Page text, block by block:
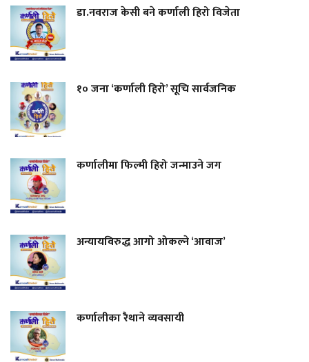
डा.नवराज केसी बने कर्णाली हिरो विजेता
१० जना ‘कर्णाली हिरो’ सूचि सार्वजनिक
कर्णालीमा फिल्मी हिरो जन्माउने जग
अन्यायविरुद्ध आगो ओकल्ने ‘आवाज’
कर्णालीका रैथाने व्यवसायी